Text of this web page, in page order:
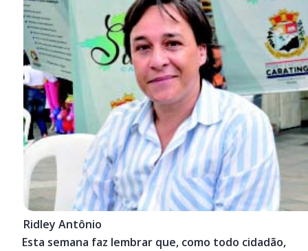
Ridley Antônio
Esta semana faz lembrar que, como todo cidadão,